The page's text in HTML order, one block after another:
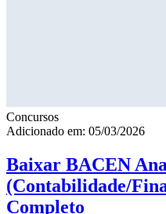
Concursos
Adicionado em: 05/03/2026
Baixar BACEN
(Contabilidade/
Completo